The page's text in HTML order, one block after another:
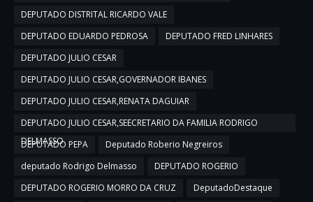
DEPUTADO DISTRITAL RICARDO VALE
DEPUTADO EDUARDO PEDROSA
DEPUTADO FRED LINHARES
DEPUTADO JULIO CESAR
DEPUTADO JULIO CESAR,GOVERNADOR IBANES
DEPUTADO JULIO CESAR,RENATA DAGUIAR
DEPUTADO JULIO CESAR,SEECRETARIO DA FAMILIA RODRIGO
DELMASSO
DEPUTADO PEPA
Deputado Roberio Negreiros
deputado Rodrigo Delmasso
DEPUTADO ROGERIO
DEPUTADO ROGERIO MORRO DA CRUZ
DeputadoDestaque